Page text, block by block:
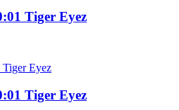
Tiger Eyez
Tiger Eyez